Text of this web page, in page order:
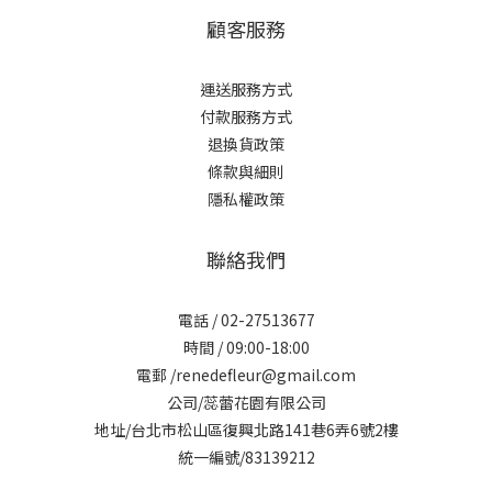
顧客服務
運送服務方式
付款服務方式
退換貨政策
條款與細則
隱私權政策
聯絡我們
電話 / 02-27513677
時間 / 09:00-18:00
電郵 /renedefleur@gmail.com
公司/蕊蕾花園有限公司
地址/台北市松山區復興北路141巷6弄6號2樓
統一編號/83139212